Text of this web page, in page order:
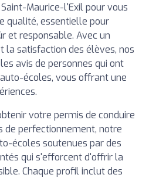
Maurice-l'Exil pour vous
qualité, essentielle pour
et responsable. Avec un
la satisfaction des élèves, nos
avis de personnes qui ont
écoles, vous offrant une
votre permis de conduire
de perfectionnement, notre
écoles soutenues par des
qui s'efforcent d'offrir la
Chaque profil inclut des